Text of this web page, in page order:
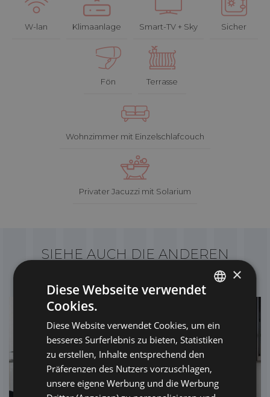
W-lan Klimaanlage Smart-TV + Sky Sicher
Fön Terrasse
Wohnzimmer mit Einzelschlafcouch
Privater Jacuzzi mit Solarium
SIEHE AUCH DIE ANDEREN
ENGLISH
FRENCH
RUSSIAN
×
Diese Webseite verwendet
Cookies.
Diese Website verwendet Cookies, um ein
besseres Surferlebnis zu bieten, Statistiken
zu erstellen, Inhalte entsprechend den
Präferenzen des Nutzers vorzuschlagen,
unsere eigene Werbung und die Werbung